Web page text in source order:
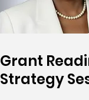
Grant
Strategy